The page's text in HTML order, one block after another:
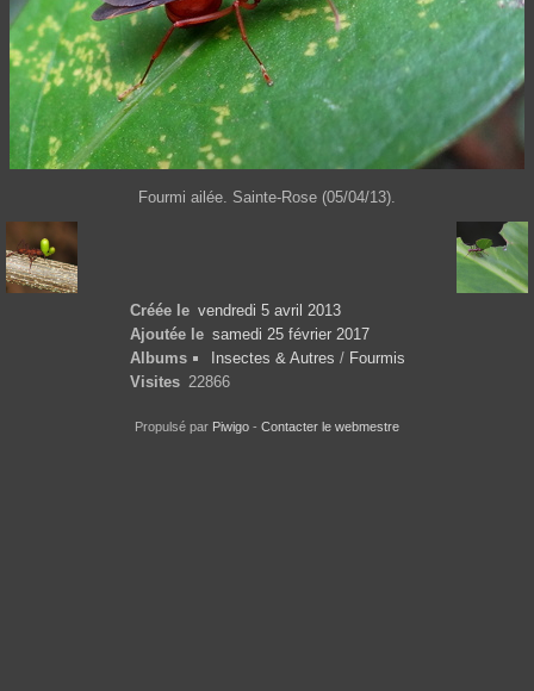
Fourmi ailée. Sainte-Rose (05/04/13).
Créée le vendredi 5 avril 2013
Ajoutée le samedi 25 février 2017
Albums
Insectes & Autres / Fourmis
Visites 22866
Propulsé par Piwigo - Contacter le webmestre